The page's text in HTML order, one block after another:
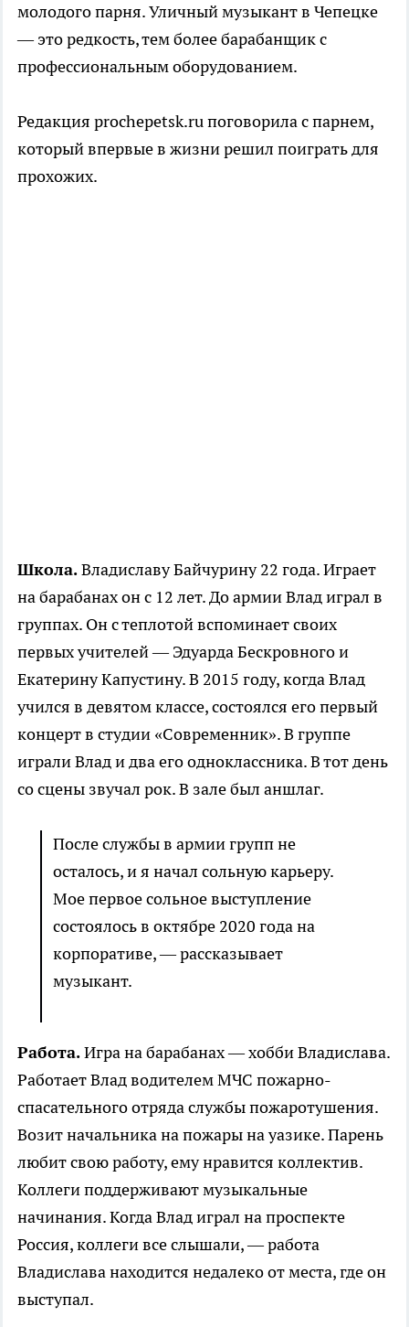
молодого парня. Уличный музыкант в Чепецке
— это редкость, тем более барабанщик с
профессиональным оборудованием.
Редакция prochepetsk.ru поговорила с парнем,
который впервые в жизни решил поиграть для
прохожих.
Школа.Владиславу Байчурину 22 года. Играет
на барабанах он с 12 лет. До армии Влад играл в
группах. Он с теплотой вспоминает своих
первых учителей — Эдуарда Бескровного и
Екатерину Капустину. В 2015 году, когда Влад
учился в девятом классе, состоялся его первый
концерт в студии «Современник». В группе
играли Влад и два его одноклассника. В тот день
со сцены звучал рок. В зале был аншлаг.
После службы в армии групп не
осталось, и я начал сольную карьеру.
Мое первое сольное выступление
состоялось в октябре 2020 года на
корпоративе, — рассказывает
музыкант.
Работа.Игра на барабанах — хобби Владислава.
Работает Влад водителем МЧС пожарно-
спасательного отряда службы пожаротушения.
Возит начальника на пожары на уазике. Парень
любит свою работу, ему нравится коллектив.
Коллеги поддерживают музыкальные
начинания. Когда Влад играл на проспекте
Россия, коллеги все слышали, — работа
Владислава находится недалеко от места, где он
выступал.